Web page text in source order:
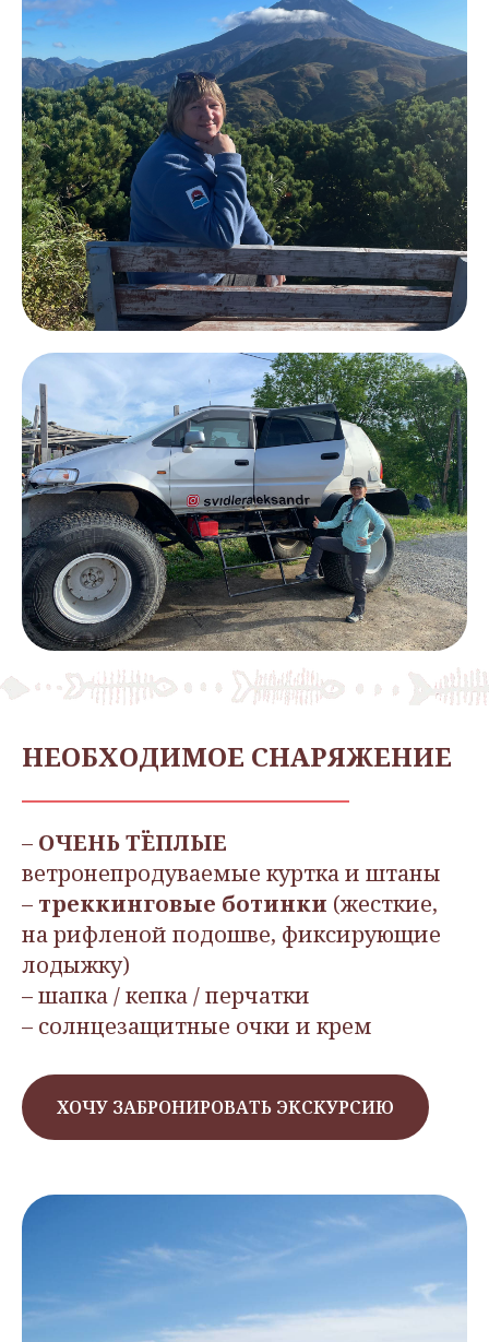
НЕОБХОДИМОЕ СНАРЯЖЕНИЕ
– ОЧЕНЬ ТЁПЛЫЕ
ветронепродуваемые куртка и штаны
– треккинговые ботинки (жесткие,
на рифленой подошве, фиксирующие
лодыжку)
– шапка / кепка / перчатки
– солнцезащитные очки и крем
ХОЧУ ЗАБРОНИРОВАТЬ ЭКСКУРСИЮ